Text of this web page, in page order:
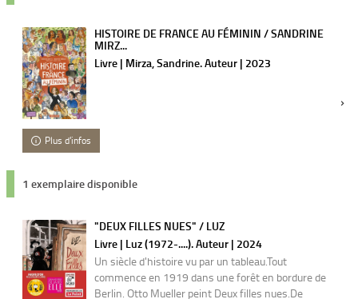
HISTOIRE DE FRANCE AU FÉMININ / SANDRINE
MIRZ...
Livre | Mirza, Sandrine. Auteur | 2023
Plus d'infos
1 exemplaire disponible
"DEUX FILLES NUES" / LUZ
Livre | Luz (1972-....). Auteur | 2024
Un siècle d'histoire vu par un tableau.Tout
commence en 1919 dans une forêt en bordure de
Berlin. Otto Mueller peint Deux filles nues.De